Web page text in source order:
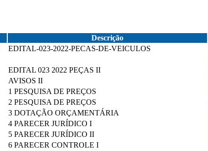
Descrição
EDITAL-023-2022-PECAS-DE-VEICULOS
EDITAL 023 2022 PEÇAS II
AVISOS II
1 PESQUISA DE PREÇOS
2 PESQUISA DE PREÇOS
3 DOTAÇÃO ORÇAMENTÁRIA
4 PARECER JURÍDICO I
5 PARECER JURÍDICO II
6 PARECER CONTROLE I